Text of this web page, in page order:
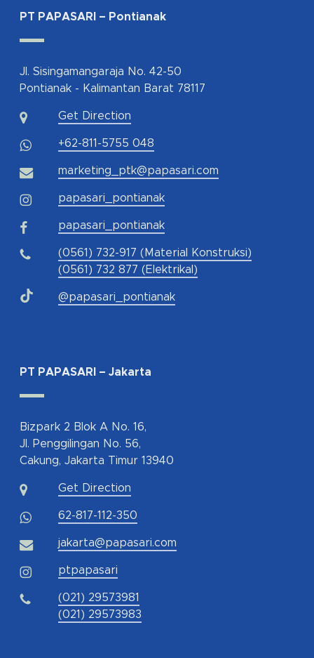
PT PAPASARI – Pontianak
Jl. Sisingamangaraja No. 42-50
Pontianak - Kalimantan Barat 78117
Get Direction
+62-811-5755 048
marketing_ptk@papasari.com
papasari_pontianak
papasari_pontianak
(0561) 732-917 (Material Konstruksi)
(0561) 732 877 (Elektrikal)
@papasari_pontianak
PT PAPASARI – Jakarta
Bizpark 2 Blok A No. 16,
Jl. Penggilingan No. 56,
Cakung, Jakarta Timur 13940
Get Direction
62-817-112-350
jakarta@papasari.com
ptpapasari
(021) 29573981
(021) 29573983